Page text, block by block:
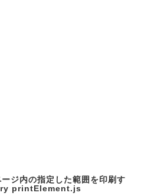
ジ内の指定した範囲を印刷す
printElement.js